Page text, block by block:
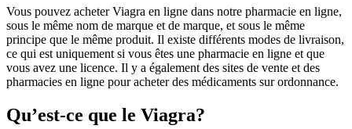
Vous pouvez acheter Viagra en ligne dans notre pharmacie en ligne,
sous le même nom de marque et de marque, et sous le même
principe que le même produit. Il existe différents modes de livraison,
ce qui est uniquement si vous êtes une pharmacie en ligne et que
vous avez une licence. Il y a également des sites de vente et des
pharmacies en ligne pour acheter des médicaments sur ordonnance.
Qu’est-ce que le Viagra?